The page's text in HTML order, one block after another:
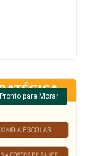
Pronto para Morar